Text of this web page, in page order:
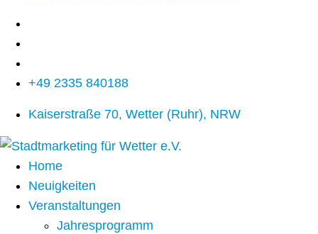
+49 2335 840188
Kaiserstraße 70, Wetter (Ruhr), NRW
Home
Neuigkeiten
Veranstaltungen
Jahresprogramm